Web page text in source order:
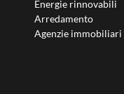
Energie rinnovabili
Arredamento
Agenzie immobiliari